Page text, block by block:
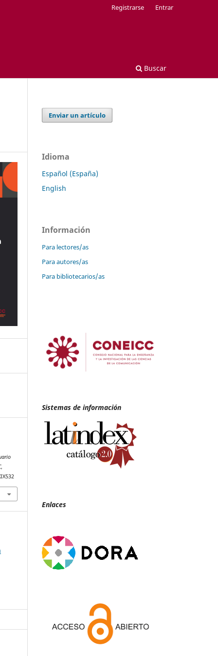
Buscar
Registrarse Entrar
,
Enviar un artículo
Idioma
Español (España)
English
Información
Para lectores/as
Para autores/as
Para bibliotecarios/as
Sistemas de información
Enlaces